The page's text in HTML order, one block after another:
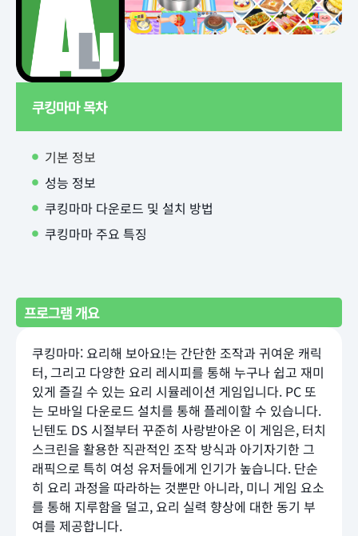
쿠킹마마 목차
기본 정보
성능 정보
쿠킹마마 다운로드 및 설치 방법
쿠킹마마 주요 특징
프로그램 개요
쿠킹마마: 요리해 보아요!는 간단한 조작과 귀여운 캐릭
터, 그리고 다양한 요리 레시피를 통해 누구나 쉽고 재미
있게 즐길 수 있는 요리 시뮬레이션 게임입니다. PC 또
는 모바일 다운로드 설치를 통해 플레이할 수 있습니다.
닌텐도 DS 시절부터 꾸준히 사랑받아온 이 게임은, 터치
스크린을 활용한 직관적인 조작 방식과 아기자기한 그
래픽으로 특히 여성 유저들에게 인기가 높습니다. 단순
히 요리 과정을 따라하는 것뿐만 아니라, 미니 게임 요소
를 통해 지루함을 덜고, 요리 실력 향상에 대한 동기 부
여를 제공합니다.